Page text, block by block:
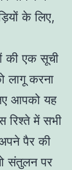
के लिए,
की एक सूची
लागू करना
आपको यह
रिश्ते में सभी
पैर की
संतुलन पर